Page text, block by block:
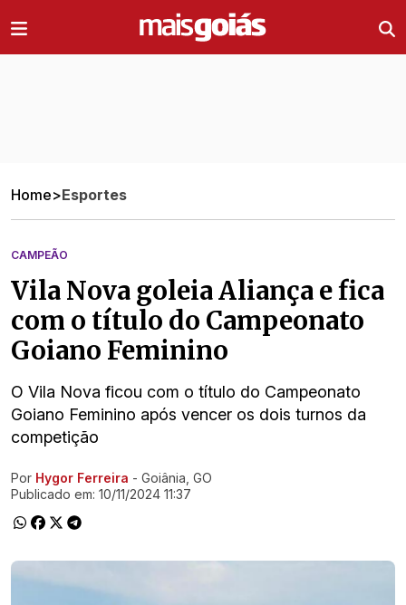
Home>Esportes
CAMPEÃO
Vila Nova goleia Aliança e fica
com o título do Campeonato
Goiano Feminino
O Vila Nova ficou com o título do Campeonato
Goiano Feminino após vencer os dois turnos da
competição
Ir direto pra matéria
Por Hygor Ferreira - Goiânia, GO
Publicado em: 10/11/2024 11:37